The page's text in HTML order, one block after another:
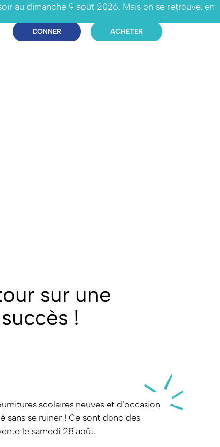
au dimanche 9 août 2026. Mais on se retrouve, en
DONNER ACHETER
sur une
!
scolaires neuves et d’occasion
sans se ruiner ! Ce sont donc des
le samedi 28 août.